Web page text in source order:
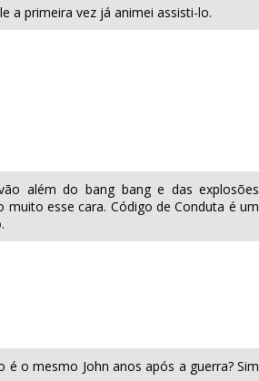
a primeira vez já animei assisti-lo.
além do bang bang e das explosões
muito esse cara. Código de Conduta é um
o mesmo John anos após a guerra? Sim